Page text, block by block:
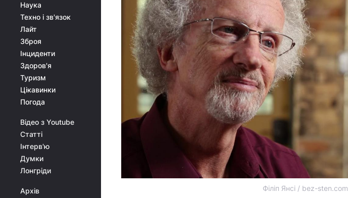
Наука
Техно і зв'язок
Лайт
Зброя
Інциденти
Здоров'я
Туризм
Цікавинки
Погода
Відео з Youtube
Статті
Інтерв'ю
Думки
Лонгріди
Архів
Філіп Янсі / bez-sten.com